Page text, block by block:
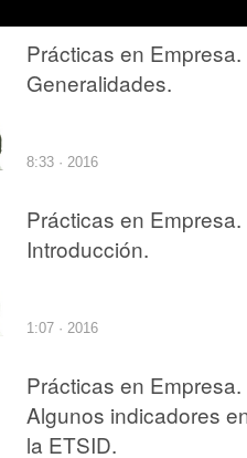
Prácticas en Empresa.
Generalidades.
8:33 · 2016
Prácticas en Empresa.
Introducción.
1:07 · 2016
Prácticas en Empresa.
Algunos indicadores
la ETSID.